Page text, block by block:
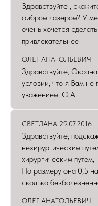
Здравствуйте ,
фибром лазером? У
очень хочется
привлекательнее
ОЛЕГ АНАТОЛЬЕВИЧ
Здравствуйте,
условии, что я Вам не
уважением, О.А.
СВЕТЛАНА 29.07.2016
Здравствуйте,
нехирургическим
хирургическим путем,
По размеру она 0,5
сколько
ОЛЕГ АНАТОЛЬЕВИЧ
Задать